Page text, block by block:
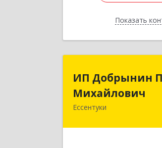
ПоказатьНазад
ИП Добрынин
Михайлович
Ессентуки
ИП